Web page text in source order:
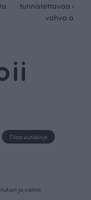
tunnistettavaa
vahva
Tilaa uutiskirje
ja vaihto